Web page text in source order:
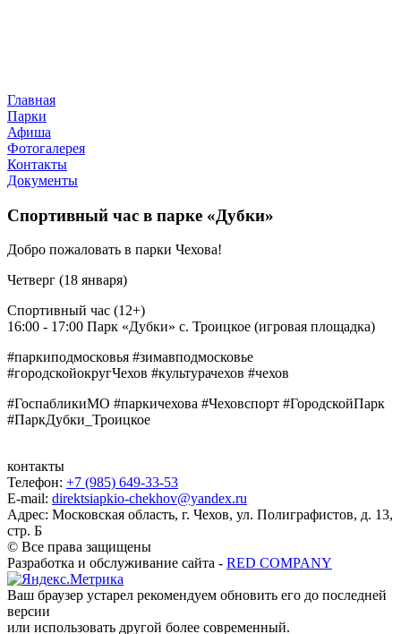
Главная
Парки
Афиша
Фотогалерея
Контакты
Документы
Спортивный час в парке «Дубки»
Добро пожаловать в парки Чехова!
Четверг (18 января)
Спортивный час (12+)
16:00 - 17:00 Парк «Дубки» с. Троицкое (игровая площадка)
#паркиподмосковья #зимавподмосковье
#городскойокругЧехов #культурачехов #чехов
#ГоспабликиМО #паркичехова #Чеховспорт #ГородскойПарк
#ПаркДубки_Троицкое
контакты
Телефон: +7 (985) 649-33-53
E-mail: direktsiapkio-chekhov@yandex.ru
Адрес: Московская область, г. Чехов, ул. Полиграфистов, д. 13,
стр. Б
© Все права защищены
Разработка и обслуживание сайта - RED COMPANY
Ваш браузер устарел рекомендуем обновить его до последней
версии
или использовать другой более современный.